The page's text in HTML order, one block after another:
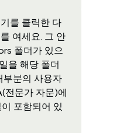
를 클릭한 다
여세요. 그 안
폴더가 있으
을 해당 폴더
부분의 사용자
전문가 자문)에
포함되어 있